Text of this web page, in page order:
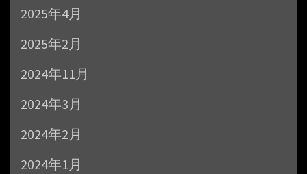
2025年4月
2025年2月
2024年11月
2024年3月
2024年2月
2024年1月